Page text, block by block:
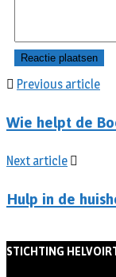
Previous article
Wie helpt de
Next article
Hulp in de
STICHTING